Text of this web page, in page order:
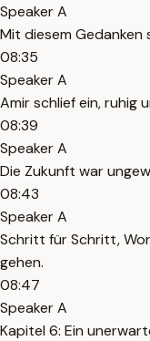
Speaker A
Mit diesem Gedanken
08:35
Speaker A
Amir schlief ein, ruhig
08:39
Speaker A
Die Zukunft war
08:43
Speaker A
Schritt für Schritt,
gehen.
08:47
Speaker A
Kapitel 6: Ein